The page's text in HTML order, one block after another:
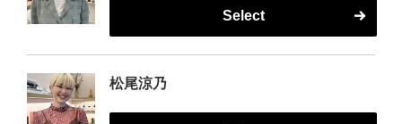
Select
松尾涼乃